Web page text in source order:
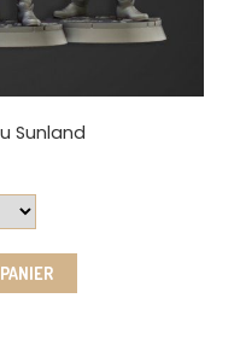
Sunland